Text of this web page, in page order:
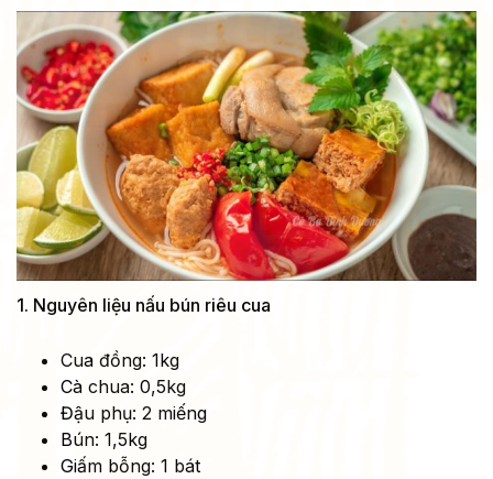
1. Nguyên liệu nấu bún riêu cua
Cua đồng: 1kg
Cà chua: 0,5kg
Đậu phụ: 2 miếng
Bún: 1,5kg
Giấm bỗng: 1 bát